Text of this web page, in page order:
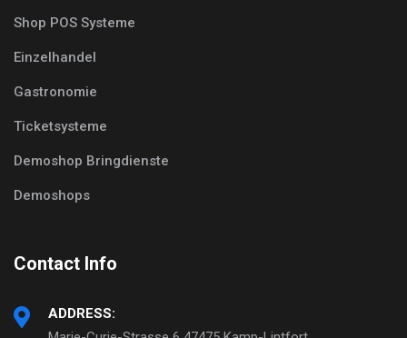
Shop POS Systeme
Einzelhandel
Gastronomie
Ticketsysteme
Demoshop Bringdienste
Demoshops
Contact Info
ADDRESS: